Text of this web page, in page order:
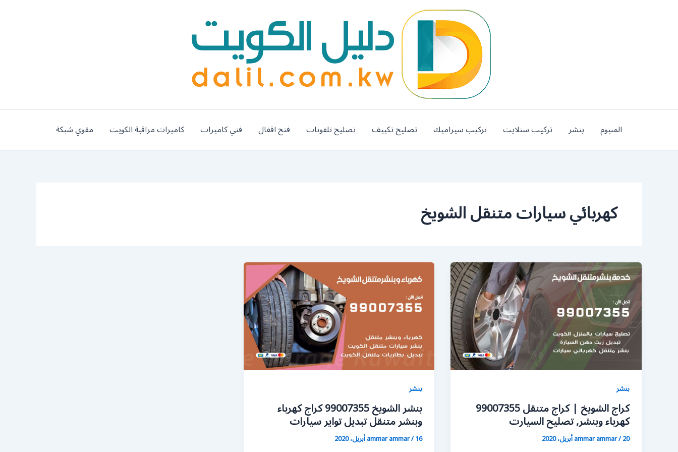
المنيوم بنشر تركيب ستلايت تركيب سيراميك تصليح تكييف تصليح تلفونات فتح اقفال فني كاميرات كاميرات مراقبة الكويت مقوي شبكة
كهربائي سيارات متنقل الشويخ
بنشر
كراج الشويخ | كراج متنقل 99007355
كهرباء وبنشر, تصليح السيارت
ammar ammar/20 أبريل، 2020
بنشر
بنشر الشويخ 99007355 كراج كهرباء
وبنشر متنقل تبديل تواير سيارات
ammar ammar/16 أبريل، 2020